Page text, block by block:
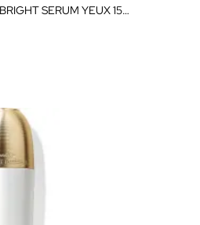
ORCHIDÉE IMPÉRIALE BRIGHT SERUM YEUX 15ML